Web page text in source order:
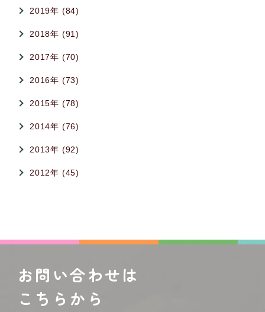
2019年 (84)
2018年 (91)
2017年 (70)
2016年 (73)
2015年 (78)
2014年 (76)
2013年 (92)
2012年 (45)
お問い合わせは
こちらから